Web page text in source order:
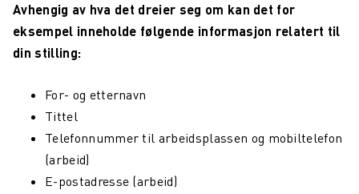
Avhengig av hva det dreier seg om kan det for
eksempel inneholde følgende informasjon relatert til
din stilling:
For- og etternavn
Tittel
Telefonnummer til arbeidsplassen og mobiltelefon
(arbeid)
E-postadresse (arbeid)